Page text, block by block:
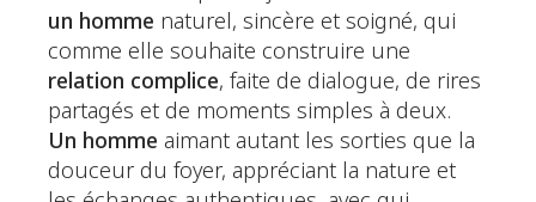
un homme naturel, sincère et soigné, qui
comme elle souhaite construire une
relation complice, faite de dialogue, de rires
partagés et de moments simples à deux.
Un homme aimant autant les sorties que la
douceur du foyer, appréciant la nature et